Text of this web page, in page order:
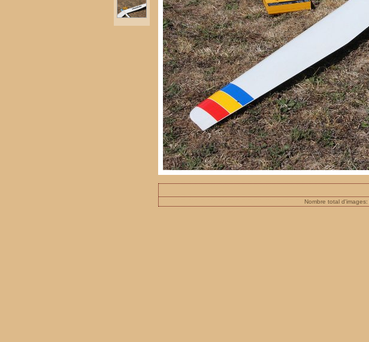
Nombre total d'images: